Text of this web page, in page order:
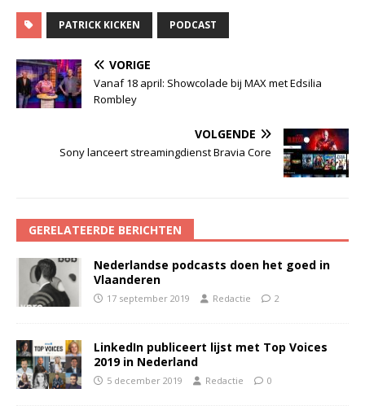
PATRICK KICKEN PODCAST
VORIGE
Vanaf 18 april: Showcolade bij MAX met Edsilia
Rombley
VOLGENDE
Sony lanceert streamingdienst Bravia Core
GERELATEERDE BERICHTEN
Nederlandse podcasts doen het goed in
Vlaanderen
17 september 2019 Redactie 2
LinkedIn publiceert lijst met Top Voices
2019 in Nederland
5 december 2019 Redactie 0